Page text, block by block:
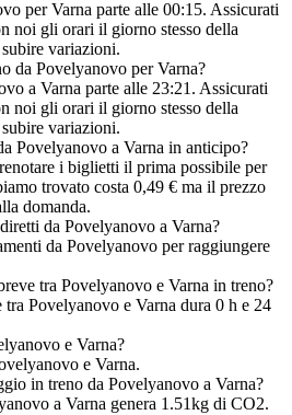
per Varna parte alle 00:15. Assicurati
noi gli orari il giorno stesso della
variazioni.
da Povelyanovo per Varna?
a Varna parte alle 23:21. Assicurati
noi gli orari il giorno stesso della
variazioni.
Povelyanovo a Varna in anticipo?
i biglietti il prima possibile per
trovato costa 0,49 € ma il prezzo
domanda.
da Povelyanovo a Varna?
da Povelyanovo per raggiungere
tra Povelyanovo e Varna in treno?
Povelyanovo e Varna dura 0 h e 24
e Varna?
e Varna.
in treno da Povelyanovo a Varna?
a Varna genera 1.51kg di CO2.